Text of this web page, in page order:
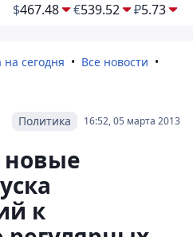
$467.48 €539.52 ₽5.73
сегодня
Все новости
16:52, 05 марта 2013
Политика
к